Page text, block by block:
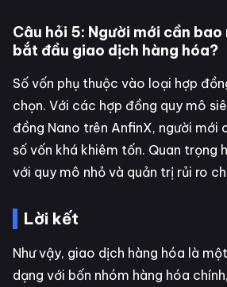
Câu hỏi 5: Người mới cần bao
bắt đầu giao dịch hàng hóa?
Số vốn phụ thuộc vào loại hợp
chọn. Với các hợp đồng quy mô
đồng Nano trên AnfinX, người mới
số vốn khá khiêm tốn. Quan trọng
với quy mô nhỏ và quản trị rủi ro
Lời kết
Như vậy, giao dịch hàng hóa là
dạng với bốn nhóm hàng hóa